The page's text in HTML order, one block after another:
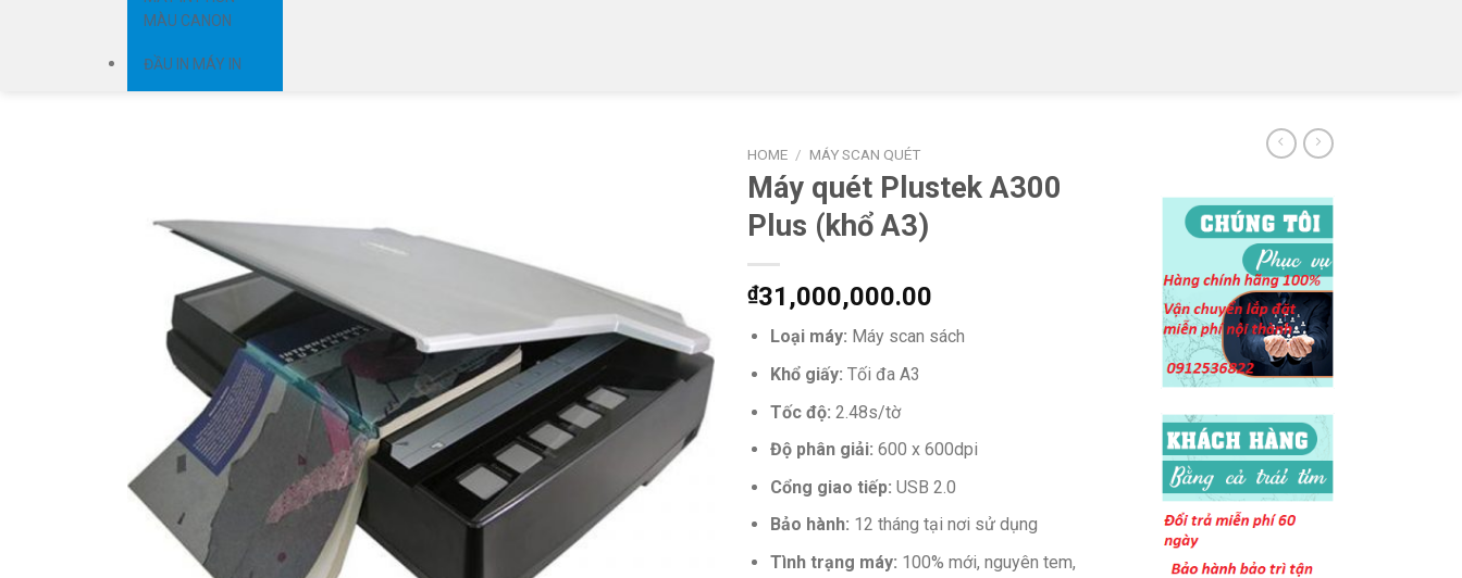
MÀU CANON
ĐẦU IN MÁY IN
HOME / MÁY SCAN QUÉT
Máy quét Plustek A300
Plus (khổ A3)
₫31,000,000.00
Loại máy: Máy scan sách
Khổ giấy: Tối đa A3
Tốc độ: 2.48s/tờ
Độ phân giải: 600 x 600dpi
Cổng giao tiếp: USB 2.0
Bảo hành: 12 tháng tại nơi sử dụng
Tình trạng máy: 100% mới, nguyên tem,